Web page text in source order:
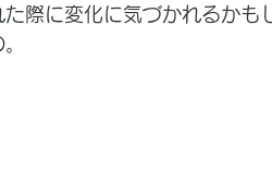
際に変化に気づかれるか